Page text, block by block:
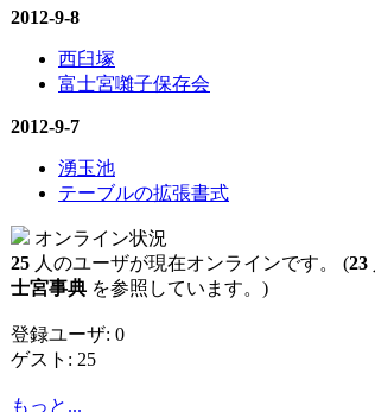
2012-9-8
西臼塚
富士宮囃子保存会
2012-9-7
湧玉池
テーブルの拡張書式
オンライン状況
25 人のユーザが現在オンラインです。 (23
士宮事典 を参照しています。)
登録ユーザ: 0
ゲスト: 25
もっと...